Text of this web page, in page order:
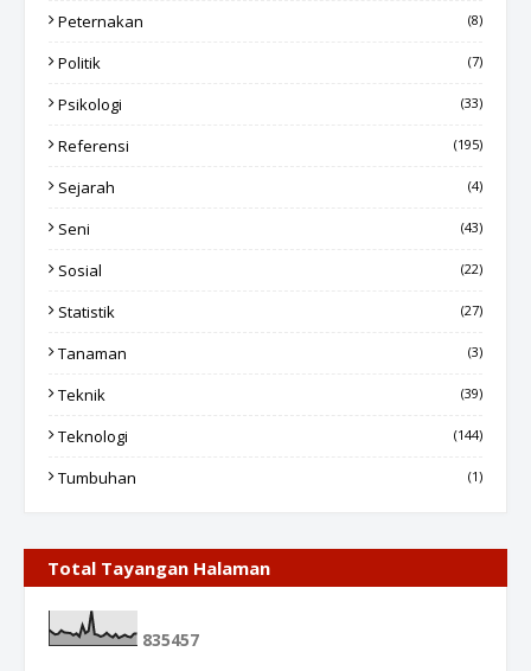
Peternakan (8)
Politik (7)
Psikologi (33)
Referensi (195)
Sejarah (4)
Seni (43)
Sosial (22)
Statistik (27)
Tanaman (3)
Teknik (39)
Teknologi (144)
Tumbuhan (1)
Total Tayangan Halaman
835457